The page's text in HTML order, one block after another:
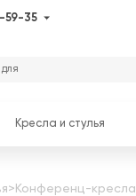
59-35
Кресла и стулья
> Конференц-кресла